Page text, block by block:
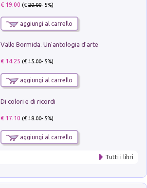
€ 19.00 (€20.00- 5%)
aggiungi al carrello
Valle Bormida. Un'antologia d'arte
€ 14.25 (€15.00- 5%)
aggiungi al carrello
Di colori e di ricordi
€ 17.10 (€18.00- 5%)
aggiungi al carrello
Tutti i libri